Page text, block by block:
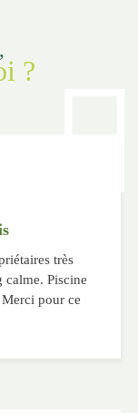
?
très
calme. Piscine
pour ce